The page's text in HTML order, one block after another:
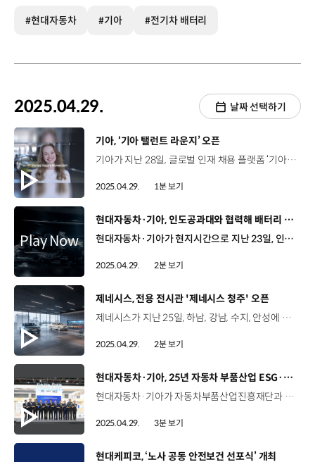
#현대자동차 #기아 #전기차 배터리
2025.04.29. 날짜 선택하기
[동영상]
기아, ‘기아 탤런트 라운지’ 오픈
기아가 지난 28일, 글로벌 인재 채용 플랫폼 ‘기아 탤런트 라운지’를 오픈했습니다. 기아 탤런트 라운지는 채용 공고와 업무 소개 중심이었던 기존 채용 사이트를 새단장해, 조직문화 활동과 구성원 성장 여정 등 차별화된 콘텐츠를 제공하는 홈페이지인데요, 글로벌 우수 인재 유치하고 구성원의 자부심 높이는 ‘채용 브랜딩’ 활동 일환으로 개설되었습니다. ‘기아 탤런트 라운지’에는 기아 구성원의 경험과 이야기, 조직문화, 경력개발 등의 사연이 소개되어 있어 구직자는 입사 전부터 기아에서의 삶을 경험할 수 있게 되었습니다. 기아는 앞으로도 글로벌 인재 유치와 구성원의 자부심 높이기 위해 혁신을 지속할 예정입니다.
2025.04.29. 1분 보기
[동영상]
현대자동차·기아, 인도공과대와 협력해 배터리 핵심 기술 개발
현대자동차·기아가 현지시간으로 지난 23일, 인도공과대학교(IIT) 3개 대학과 함께 ‘현대 혁신센터’ 공동 설립을 위한 계약을 체결했습니다. 현대자동차·기아는 작년 12월 IIT 델리, IIT 봄베이, IIT 마드라스 등 최상위 3개 대학과 업무협약(MOU)을 맺은데 이어, 이번 계약 체결로 인도 내 전동화 기술 특화 연구 거점인 현대 혁신센터를 본격 출범시켰습니다. 현대 혁신센터는 현대자동차·기아와 IIT의 교수진이 공동 운영하는 인도 내 전동화 기술 특화 연구 거점인데요, 현대자동차·기아는 현대 혁신센터에 올해부터 2년간 약 50억 원을 투자해 배터리·전동화 분야를 포함한 미래 모빌리티 기술에 대한 산학 연구를 추진할 계획입니다. 2025년 말까지 인도 전역 10개 대학 100여 명의 교수진이 참여하는 전문가 네트워크로 확장하며 현지 시장에 특화된 기술로 산학 협력 기반을 마련할 계획입니다.
2025.04.29. 2분 보기
[동영상]
제네시스, 전용 전시관 '제네시스 청주' 오픈
제네시스가 지난 25일, 하남, 강남, 수지, 안성에 이은 국내 다섯 번째 전용 전시관, ‘제네시스 청주’를 공식 개관했습니다. ‘제네시스 청주’는 제네시스의 전 라인업을 직접 보고 시승하는 것은 물론, 다양한 전시와 커뮤니티 프로그램을 체험할 수 있는 거점 공간인데요. 연면적 6,953㎡, 지상 6층, 지하 2층 구조로, 제네시스 전시관 중 최대 규모를 자랑합니다. 이영선 책임매니저 / 제네시스공간구축경험팀‘제니시스 청주’는 ‘교감으로 빚은 켜’라는 콘셉트로 고객들에게 다양한 커뮤니티 활동을 제공하기 위한 공간으로 구성되어 있습니다. ‘켜’라는 표현이 ‘겹겹이 쌓다’와 ‘켜다’의 의미를 동시에 가지고 있는데요. 제네시스 브랜드 철학을 이해하고 고객과 관계를 쌓아 나감으로써 ‘새로운 제네시스 브랜드 커뮤니티의 장을 열겠다’는 포부를 담고 있습니다. ‘제네시스 청주’에서는 총 10대의 차량 전시를 통해 제네시스의 전 차종을 만나볼 수 있고 내외장 색상 조합 등 다양한 체험 공간이 마련돼 특별한 경험을 선사합니다. 이와 함께 골프 등 라이프스타일 컬렉션과 제네시스 브랜드 스토리 등 다양한 전시를 진행하는 공간들도 구성되어 있습니다. 제네시스는 '제네시스 청주'를 일반적인 자동차 전시장을 넘어 다양한 문화적·사회적 활동이 펼쳐지는 복합 공간으로 운영할 계획입니다.
2025.04.29. 2분 보기
[동영상]
현대자동차·기아, 25년 자동차 부품산업 ESG·탄소중립 박람회
현대자동차·기아가 자동차부품산업진흥재단과 함께 '2025 자동차부품산업 ESG·탄소중립 박람회'를 개최했습니다. 지난 23일부터 25일까지 서울 양재동 aT센터에서 진행된 이번 박람회는 자동차부품산업의 ESG 및 탄소중립 목표 달성을 돕기 위해 국내 최초로 열렸는데요, 완성차, 그룹사, 정부, 공공기관이 공동으로 협력해 자동차 부품산업이 대내외 환경에 대응하고 지속가능 경영을 추진할 수 있는 여러 방안을 제시했습니다. 정준철 부사장 / 현대자동차·기아 제조부문이제 ESG 경영은 선택이 아닌 시대적 요구이자 기업의 생존과 성장을 좌우하는 핵심 과제입니다. // 이번 박람회를 계기로 공급망 전반에 지속가능한 경영이 정착되고 확산될 수 있도록 정부 및 유관 기관과 긴밀히 협력해 나가겠습니다. 현대자동차·기아는 에너지 효율을 높이는 인버터형 공기압축기와 저탄소 소재 등을 전시해, 1차·2차 부품 협력사, 원·부자재 협력사 등이 실제 산업 현장에 적용할 수 있는 실효성 있는 기술과 설비를 선보였는데요. ESG와 탄소중립 분야뿐 아니라 자동차부품산업의 경영 전반에 걸친 다양한 전략을 제공했습니다. 정희섭 상무 / 현대자동차·기아 상생협력실이번 박람회를 통해서 ESG 탄소 중립뿐만 아니라 산업안전, 보안 등 지속가능 경영 전반의 솔루션을 소개하여 저희 부품 협력사를 포함하여 국내 자동차 산업 전반의 지속가능 경영을 확산시킬 수 있을 것으로 기대하고 있습니다. 이외에도 1차·2차 부품 협력사 대표자와 경영층을 대상으로 온·오프라인 세미나를 실시해 지속가능 경영에 관한 관심을 높이고 추진 역량 강화를 도모했습니다. 김원일 대표이사 / 네오오토최근 몇 년간은 탄소 중립 실현을 위해 전사적인 에너지 전환, ESG 전략 수립에 힘써 왔습니다. // 박람회를 통해 타 협력사들에게 소개함으로써 자동차 부품 업계의 탄소 감축 및 ESG 경영에 도움이 되기를 바랍니다. 현대자동차·기아는 앞으로도 협력사와 함께 다양한 솔루션을 제시하며 자동차부품산업의 지속가능한 성장에 기여해 나갈 예정입니다.
2025.04.29. 3분 보기
[동영상]
현대케피코, ‘노사 공동 안전보건 선포식’ 개최